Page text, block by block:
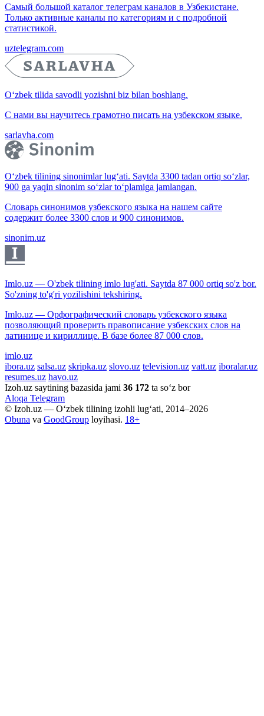
Самый большой каталог телеграм каналов в Узбекистане.
Только активные каналы по категориям и с подробной
статистикой.
uztelegram.com
O‘zbek tilida savodli yozishni biz bilan boshlang.
С нами вы научитесь грамотно писать на узбекском языке.
sarlavha.com
O‘zbek tilining sinonimlar lug‘ati. Saytda 3300 tadan ortiq so‘zlar,
900 ga yaqin sinonim so‘zlar to‘plamiga jamlangan.
Словарь синонимов узбекского языка на нашем сайте
содержит более 3300 слов и 900 синонимов.
sinonim.uz
Imlo.uz — O'zbek tilining imlo lug'ati. Saytda 87 000 ortiq so'z bor.
So'zning to'g'ri yozilishini tekshiring.
Imlo.uz — Орфографический словарь узбекского языка
позволяющий проверить правописание узбекских слов на
латинице и кириллице. В базе более 87 000 слов.
imlo.uz
ibora.uz salsa.uz skripka.uz slovo.uz television.uz vatt.uz iboralar.uz
resumes.uz havo.uz
Izoh.uz saytining bazasida jami 36 172 ta so‘z bor
Aloqa Telegram
© Izoh.uz — O‘zbek tilining izohli lug‘ati, 2014–2026
Obuna va GoodGroup loyihasi. 18+